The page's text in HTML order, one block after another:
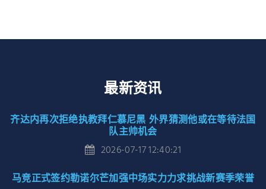
最新资讯
齐达内再次拒绝执教拜仁慕尼黑 外界猜测他或在等待法国
队主帅机会
2026-07-17 12:40:21
马竞正式签约勒诺尔芒加强中场实力力求挑战新赛季荣誉